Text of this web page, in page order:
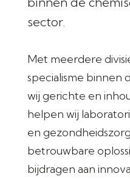
sector.
Met meerdere
specialisme binnen
wij gerichte en
helpen wij
en
betrouwbare
bijdragen aan